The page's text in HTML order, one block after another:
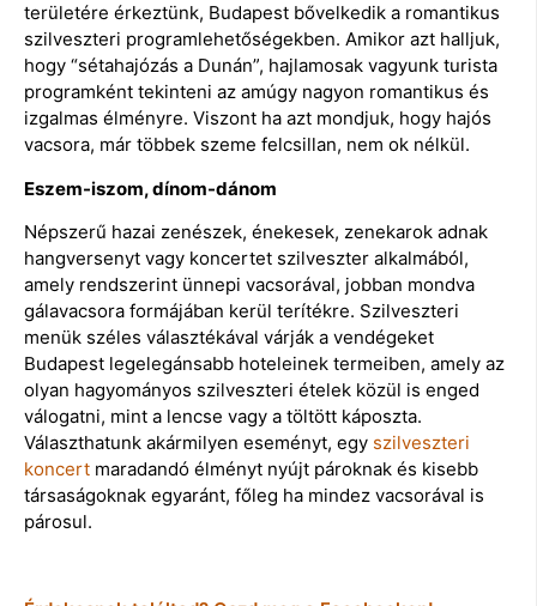
területére érkeztünk, Budapest bővelkedik a romantikus
szilveszteri programlehetőségekben. Amikor azt halljuk,
hogy “sétahajózás a Dunán”, hajlamosak vagyunk turista
programként tekinteni az amúgy nagyon romantikus és
izgalmas élményre. Viszont ha azt mondjuk, hogy hajós
vacsora, már többek szeme felcsillan, nem ok nélkül.
Eszem-iszom, dínom-dánom
Népszerű hazai zenészek, énekesek, zenekarok adnak
hangversenyt vagy koncertet szilveszter alkalmából,
amely rendszerint ünnepi vacsorával, jobban mondva
gálavacsora formájában kerül terítékre. Szilveszteri
menük széles választékával várják a vendégeket
Budapest legelegánsabb hoteleinek termeiben, amely az
olyan hagyományos szilveszteri ételek közül is enged
válogatni, mint a lencse vagy a töltött káposzta.
Választhatunk akármilyen eseményt, egy szilveszteri
koncert maradandó élményt nyújt pároknak és kisebb
társaságoknak egyaránt, főleg ha mindez vacsorával is
párosul.